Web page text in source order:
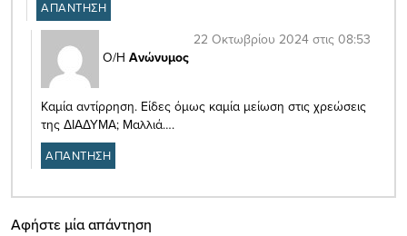
ΑΠΑΝΤΗΣΗ
Ο/Η Ανώνυμος
22 Οκτωβρίου 2024 στις 08:53
Καμία αντίρρηση. Είδες όμως καμία μείωση στις χρεώσεις
της ΔΙΑΔΥΜΑ; Μαλλιά….
ΑΠΑΝΤΗΣΗ
Αφήστε μία απάντηση